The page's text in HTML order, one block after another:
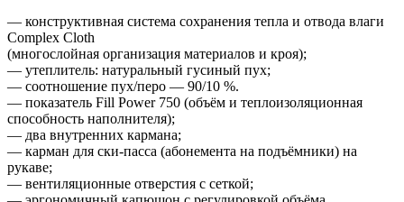
— конструктивная система сохранения тепла и отвода влаги
Complex Cloth
(многослойная организация материалов и кроя);
— утеплитель: натуральный гусиный пух;
— соотношение пух/перо — 90/10 %.
— показатель Fill Power 750 (объём и теплоизоляционная
способность наполнителя);
— два внутренних кармана;
— карман для ски-пасса (абонемента на подъёмники) на
рукаве;
— вентиляционные отверстия с сеткой;